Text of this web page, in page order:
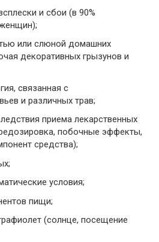
и сбои (в 90%
или слюной домашних
декоративных грызунов и
связанная с
и различных трав;
приема лекарственных
побочные эффекты,
средства);
условия;
пищи;
(солнце, посещение